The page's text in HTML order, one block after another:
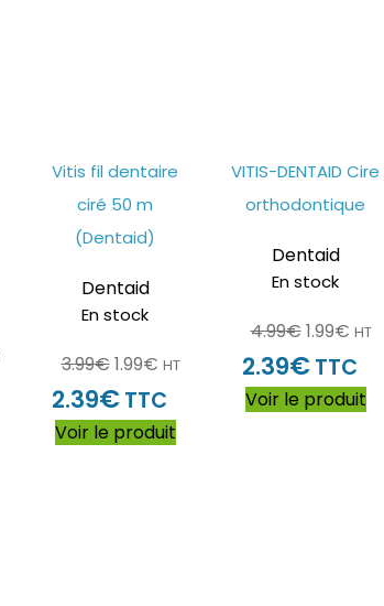
Vitis fil dentaire
ciré 50 m
(Dentaid)
Dentaid
En stock
3.99€1.99€ HT
2.39€TTC
Voir le produit
VITIS-DENTAID Cire
orthodontique
Dentaid
En stock
4.99€1.99€ HT
2.39€TTC
Voir le produit